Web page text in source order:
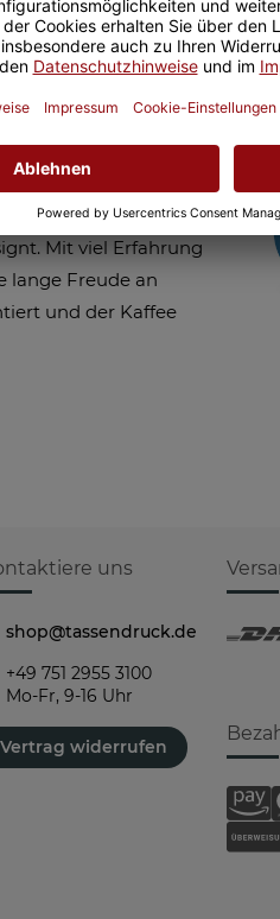
der/die
eine tolle
Emaille
Mit viel Erfahrung
lange Freude an
und der Kaffee
uns
shop@tassendruck.de
+49 751 2955 3100
Mo-Fr, 9-16 Uhr
Vertrag widerrufen